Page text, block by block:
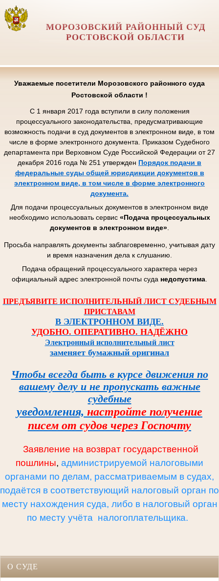
МОРОЗОВСКИЙ РАЙОННЫЙ СУД
РОСТОВСКОЙ ОБЛАСТИ
Уважаемые посетители Морозовского районного суда
Ростовской области !
С 1 января 2017 года вступили в силу положения
процессуального законодательства, предусматривающие
возможность подачи в суд документов в электронном виде, в том
числе в форме электронного документа. Приказом Судебного
департамента при Верховном Суде Российской Федерации от 27
декабря 2016 года № 251 утвержден Порядок подачи в
федеральные суды общей юрисдикции документов в
электронном виде, в том числе в форме электронного
документа.
Для подачи процессуальных документов в электронном виде
необходимо использовать сервис «Подача процессуальных
документов в электронном виде»
Просьба направлять документы заблаговременно, учитывая дату
и время назначения дела к слушанию.
Подача обращений процессуального характера через
официальный адрес электронной почты суда недопустима
ПРЕДЪЯВИТЕ ИСПОЛНИТЕЛЬНЫЙ ЛИСТ СУДЕБНЫМ
ПРИСТАВАМ
В ЭЛЕКТРОННОМ ВИДЕ.
УДОБНО. ОПЕРАТИВНО. НАДЁЖНО
Электронный исполнительный лист
заменяет бумажный оригинал
Чтобы всегда быть в курсе движения по
вашему делу и не пропускать важные
судебные
уведомления, настройте получение
писем от судов через Госпочту
Заявление на возврат государственной
пошлины, администрируемой налоговыми
органами по делам, рассматриваемым в судах,
подаётся в соответствующий налоговый орган по
месту нахождения суда, либо в налоговый орган
по месту учёта налогоплательщика.
О СУДЕ